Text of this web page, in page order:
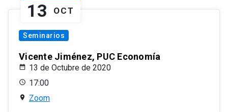
13 OCT
Seminarios
Vicente Jiménez, PUC Economía
13 de Octubre de 2020
17:00
Zoom